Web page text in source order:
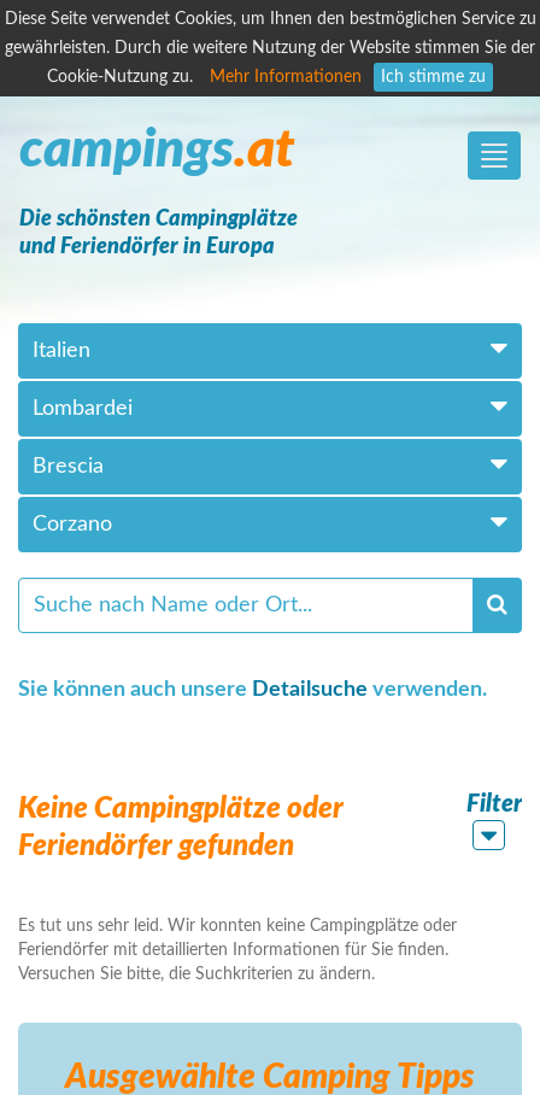
Diese Seite verwendet Cookies, um Ihnen den bestmöglichen Service zu
gewährleisten. Durch die weitere Nutzung der Website stimmen Sie der
Cookie-Nutzung zu.
Mehr Informationen Ich stimme zu
Toggle
campings.at
Die schönsten Campingplätze
und Feriendörfer in Europa
Italien
Lombardei
Brescia
Corzano
Sie können auch unsere Detailsuche verwenden.
Keine Campingplätze oder
Feriendörfer gefunden
Filter
Es tut uns sehr leid. Wir konnten keine Campingplätze oder
Feriendörfer mit detaillierten Informationen für Sie finden.
Versuchen Sie bitte, die Suchkriterien zu ändern.
Ausgewählte Camping Tipps